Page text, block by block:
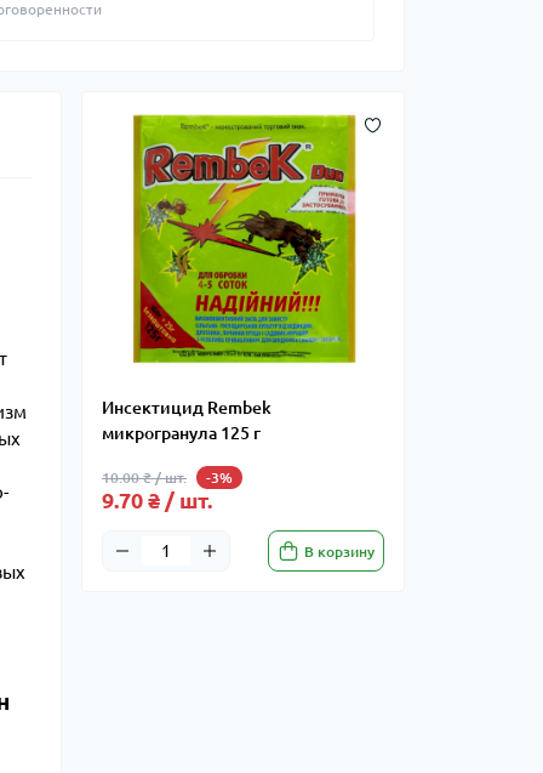
Инсектицид Rembek
микрогранула 125 г
10.00 ₴ / шт. -3%
9.70 ₴ / шт.
В корзину